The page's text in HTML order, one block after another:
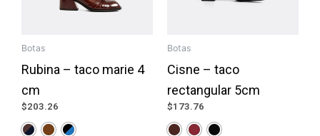
Botas
Rubina – taco marie 4
cm
$203.26
Botas
Cisne – taco
rectangular 5cm
$173.76